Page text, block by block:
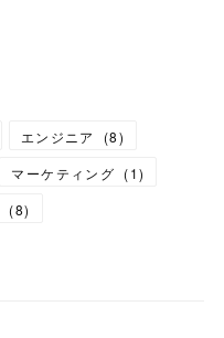
エンジニア (8)
マーケティング (1)
(8)